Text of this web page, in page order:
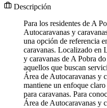
Descripción
Para los residentes de A
Autocaravanas y
una opción de referencia
caravanas. Localizado en
y caravanas de A Pobra
aquellos que buscan
Área de Autocaravanas y
mantiene un enfoque
para caravanas. Para
Área de Autocaravanas y